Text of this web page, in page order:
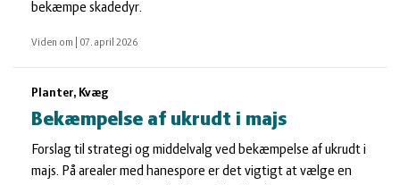
bekæmpe skadedyr.
Viden om 07. april 2026
Planter, Kvæg
Bekæmpelse af ukrudt i majs
Forslag til strategi og middelvalg ved bekæmpelse af ukrudt i
majs. På arealer med hanespore er det vigtigt at vælge en